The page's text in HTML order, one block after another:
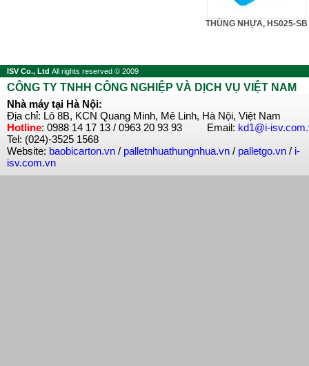
THÙNG NHỰA, HS025-SB
ISV Co., Ltd All rights reserved © 2009
CÔNG TY TNHH CÔNG NGHIỆP VÀ DỊCH VỤ VIỆT NAM
Nhà máy tại Hà Nội:
Địa chỉ: Lô 8B, KCN Quang Minh, Mê Linh, Hà Nội, Việt Nam
Hotline: 0988 14 17 13 / 0963 20 93 93 Email: kd1@i-
Tel: (024)-3525 1568
Website: baobicarton.vn / palletnhuathungnhua.vn / palletgo.vn / i-
isv.com.vn